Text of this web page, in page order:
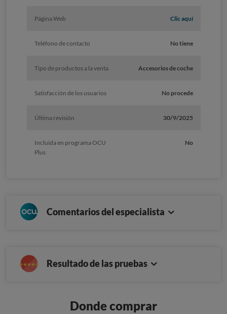
Página Web Clic aquí
Teléfono de contacto No tiene
Tipo de productos a la venta Accesorios de coche
Satisfacción de los usuarios No procede
Última revisión 30/9/2025
Incluida en programa OCU
Plus
No
Comentarios del especialista
Resultado de las pruebas
Donde comprar